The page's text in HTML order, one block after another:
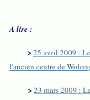
A lire :
>25 avril 2009 :
l'ancien centre de
>23 mars 2009 :